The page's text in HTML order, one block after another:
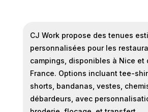
CJ Work propose des tenues
personnalisées pour les
campings, disponibles à Nice et
France. Options incluant tee-
shorts, bandanas, vestes,
débardeurs, avec